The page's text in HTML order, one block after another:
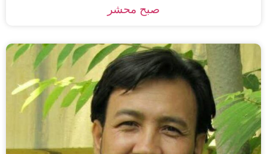
صبح محشر